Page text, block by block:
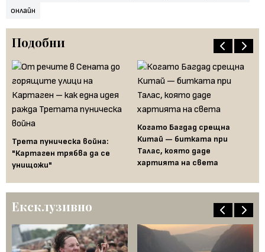
онлайн
Подобни
Трета пуническа война:
"Картаген трябва да се
унищожи"
Когато Багдад срещна
Китай — битката при
Талас, която даде
хартията на света
Ексклузивно